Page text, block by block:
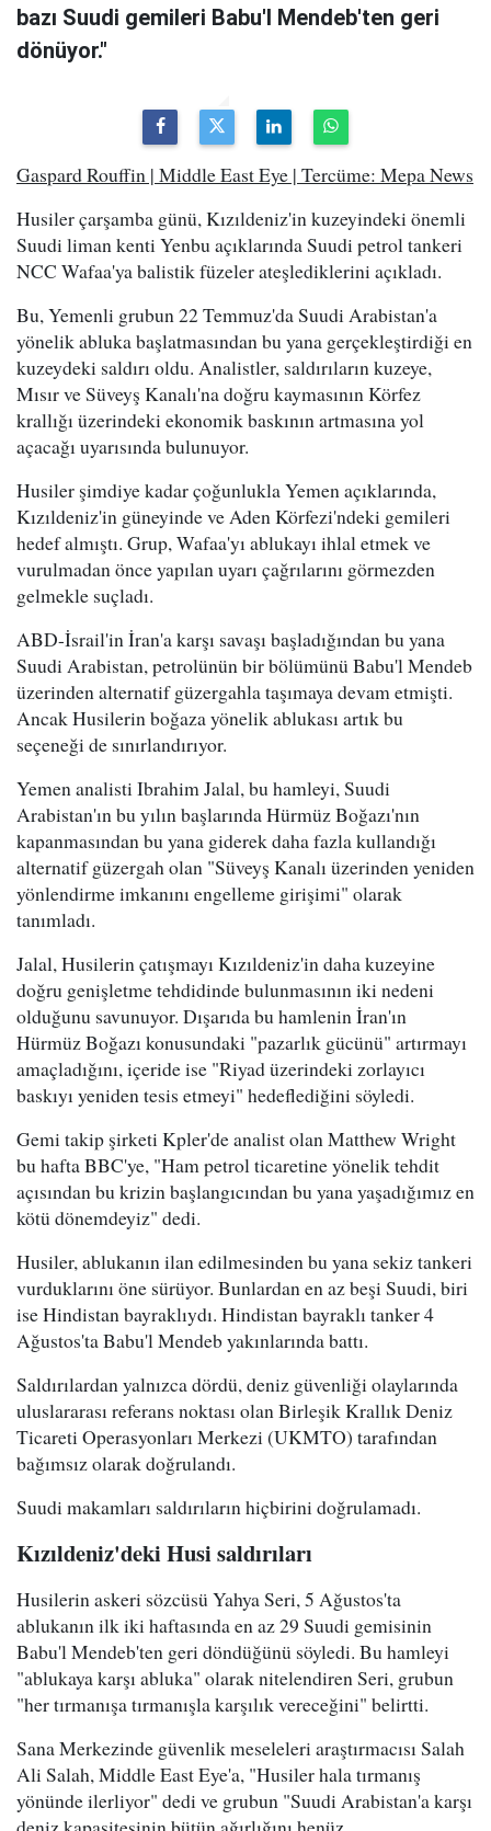
bazı Suudi gemileri Babu'l Mendeb'ten geri
dönüyor."
Gaspard Rouffin | Middle East Eye | Tercüme: Mepa News
Husiler çarşamba günü, Kızıldeniz'in kuzeyindeki önemli
Suudi liman kenti Yenbu açıklarında Suudi petrol tankeri
NCC Wafaa'ya balistik füzeler ateşlediklerini açıkladı.
Bu, Yemenli grubun 22 Temmuz'da Suudi Arabistan'a
yönelik abluka başlatmasından bu yana gerçekleştirdiği en
kuzeydeki saldırı oldu. Analistler, saldırıların kuzeye,
Mısır ve Süveyş Kanalı'na doğru kaymasının Körfez
krallığı üzerindeki ekonomik baskının artmasına yol
açacağı uyarısında bulunuyor.
Husiler şimdiye kadar çoğunlukla Yemen açıklarında,
Kızıldeniz'in güneyinde ve Aden Körfezi'ndeki gemileri
hedef almıştı. Grup, Wafaa'yı ablukayı ihlal etmek ve
vurulmadan önce yapılan uyarı çağrılarını görmezden
gelmekle suçladı.
ABD-İsrail'in İran'a karşı savaşı başladığından bu yana
Suudi Arabistan, petrolünün bir bölümünü Babu'l Mendeb
üzerinden alternatif güzergahla taşımaya devam etmişti.
Ancak Husilerin boğaza yönelik ablukası artık bu
seçeneği de sınırlandırıyor.
Yemen analisti Ibrahim Jalal, bu hamleyi, Suudi
Arabistan'ın bu yılın başlarında Hürmüz Boğazı'nın
kapanmasından bu yana giderek daha fazla kullandığı
alternatif güzergah olan "Süveyş Kanalı üzerinden yeniden
yönlendirme imkanını engelleme girişimi" olarak
tanımladı.
Jalal, Husilerin çatışmayı Kızıldeniz'in daha kuzeyine
doğru genişletme tehdidinde bulunmasının iki nedeni
olduğunu savunuyor. Dışarıda bu hamlenin İran'ın
Hürmüz Boğazı konusundaki "pazarlık gücünü" artırmayı
amaçladığını, içeride ise "Riyad üzerindeki zorlayıcı
baskıyı yeniden tesis etmeyi" hedeflediğini söyledi.
Gemi takip şirketi Kpler'de analist olan Matthew Wright
bu hafta BBC'ye, "Ham petrol ticaretine yönelik tehdit
açısından bu krizin başlangıcından bu yana yaşadığımız en
kötü dönemdeyiz" dedi.
Husiler, ablukanın ilan edilmesinden bu yana sekiz tankeri
vurduklarını öne sürüyor. Bunlardan en az beşi Suudi, biri
ise Hindistan bayraklıydı. Hindistan bayraklı tanker 4
Ağustos'ta Babu'l Mendeb yakınlarında battı.
Saldırılardan yalnızca dördü, deniz güvenliği olaylarında
uluslararası referans noktası olan Birleşik Krallık Deniz
Ticareti Operasyonları Merkezi (UKMTO) tarafından
bağımsız olarak doğrulandı.
Suudi makamları saldırıların hiçbirini doğrulamadı.
Kızıldeniz'deki Husi saldırıları
Husilerin askeri sözcüsü Yahya Seri, 5 Ağustos'ta
ablukanın ilk iki haftasında en az 29 Suudi gemisinin
Babu'l Mendeb'ten geri döndüğünü söyledi. Bu hamleyi
"ablukaya karşı abluka" olarak nitelendiren Seri, grubun
"her tırmanışa tırmanışla karşılık vereceğini" belirtti.
Sana Merkezinde güvenlik meseleleri araştırmacısı Salah
Ali Salah, Middle East Eye'a, "Husiler hala tırmanış
yönünde ilerliyor" dedi ve grubun "Suudi Arabistan'a karşı